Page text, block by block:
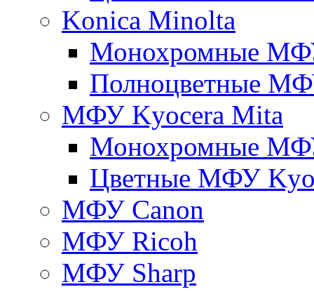
Konica Minolta
Монохромные
Полноцветные
МФУ Kyocera Mita
Монохромные
Цветные МФУ
МФУ Canon
МФУ Ricoh
МФУ Sharp